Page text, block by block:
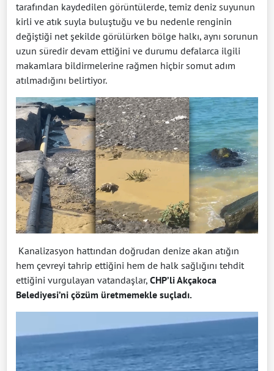
tarafından kaydedilen görüntülerde, temiz deniz suyunun
kirli ve atık suyla buluştuğu ve bu nedenle renginin
değiştiği net şekilde görülürken bölge halkı, aynı sorunun
uzun süredir devam ettiğini ve durumu defalarca ilgili
makamlara bildirmelerine rağmen hiçbir somut adım
atılmadığını belirtiyor.
Kanalizasyon hattından doğrudan denize akan atığın
hem çevreyi tahrip ettiğini hem de halk sağlığını tehdit
ettiğini vurgulayan vatandaşlar, CHP’li Akçakoca
Belediyesi’ni çözüm üretmemekle suçladı.